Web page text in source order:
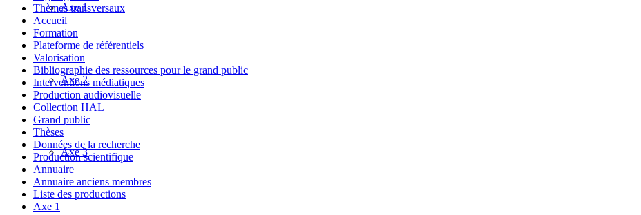
Axe 1
Axe 2
Axe 3
Thèmes transversaux
Accueil
Formation
Plateforme de référentiels
Valorisation
Bibliographie des ressources pour le grand public
Interventions médiatiques
Production audiovisuelle
Collection HAL
Grand public
Thèses
Données de la recherche
Production scientifique
Annuaire
Annuaire anciens membres
Liste des productions
Axe 1